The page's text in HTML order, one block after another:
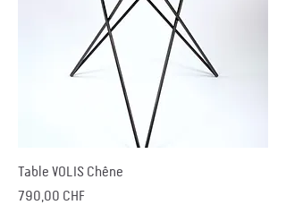
Table VOLIS Chêne
Prix
790,00 CHF